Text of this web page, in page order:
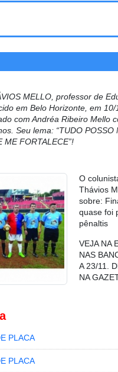
MELLO, professor de
em Belo Horizonte, em 10/
com Andréa Ribeiro Mello
Seu lema: “TUDO POSSO
ME FORTALECE”!
O
Thávios
sobre:
quase foi
pênaltis
VEJA NA
NAS
A 23/11.
NA
PLACA
PLACA